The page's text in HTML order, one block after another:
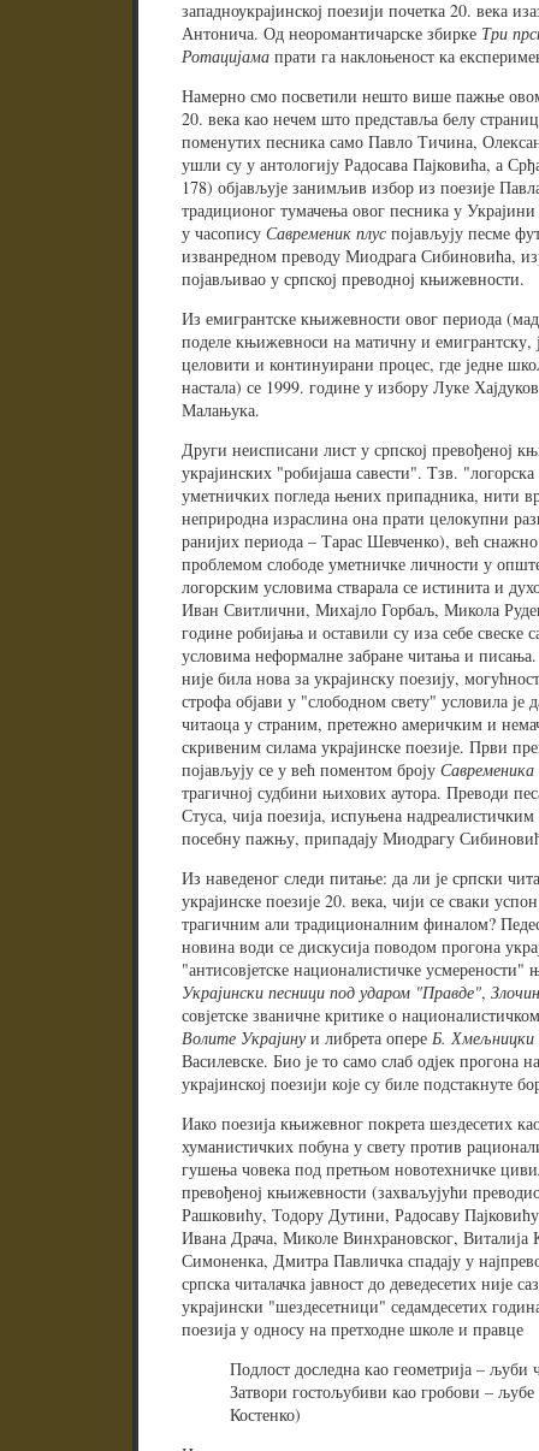
западноукрајинској поезији почетка 20. века
Антонича. Од неоромантичарске збирке Три
Ротацијамапрати га наклоњеност ка
Намерно смо посветили нешто више пажње
20. века као нечем што представља белу
поменутих песника само Павло Тичина,
ушли су у антологију Радосава Пајковића, а
178) објављује занимљив избор из поезије
традиционог тумачења овог песника у
у часопису Савременик плуспојављују песме
изванредном преводу Миодрага Сибиновића,
појављивао у српској преводној књижевности.
Из емигрантске књижевности овог периода
поделе књижевноси на матичну и емигрантску,
целовити и континуирани процес, где једне
настала) се 1999. године у избору Луке
Малањука.
Други неисписани лист у српској превођеној
украјинских "робијаша савести". Тзв.
уметничких погледа њених припадника, нити
неприродна израслина она прати целокупни
ранијих периода – Тарас Шевченко), већ
проблемом слободе уметничке личности у
логорским условима стварала се истинита и
Иван Свитлични, Михајло Горбаљ, Микола
године робијања и оставили су иза себе свеске
условима неформалне забране читања и
није била нова за украјинску поезију,
строфа објави у "слободном свету" условила је
читаоца у страним, претежно америчким и
скривеним силама украјинске поезије. Први
појављују се у већ поментом броју Савременика
трагичној судбини њихових аутора. Преводи
Стуса, чија поезија, испуњена
посебну пажњу, припадају Миодрагу
Из наведеног следи питање: да ли је српски
украјинске поезије 20. века, чији се сваки
трагичним али традиционалним финалом?
новина води се дискусија поводом прогона
"антисовјетске националистичке
Украјински песници под ударом "Правде",
совјетске званичне критике о
Волите Украјинуи либрета опере Б. Хмељницки
Василевске. Био је то само слаб одјек прогона
украјинској поезији које су биле подстакнуте
Иако поезија књижевног покрета шездесетих
хуманистичких побуна у свету против
гушења човека под претњом новотехничке
превођеној књижевности (захваљујући
Рашковићу, Тодору Дутини, Радосаву
Ивана Драча, Миколе Винхрановског,
Симоненка, Дмитра Павличка спадају у
српска читалачка јавност до деведесетих није
украјински "шездесетници" седамдесетих
поезија у односу на претходне школе и правце
Подлост доследна као геометрија – љуби
Затвори гостољубиви као гробови –
Костенко)